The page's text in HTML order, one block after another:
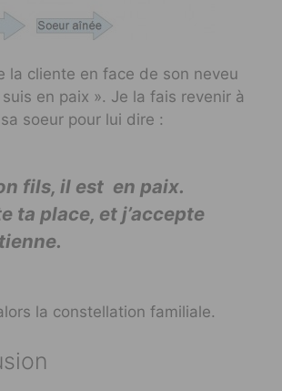
la cliente en face de son neveu
en paix ». Je la fais revenir à
soeur pour lui dire :
fils, il est en paix.
ta place, et j’accepte
la constellation familiale.